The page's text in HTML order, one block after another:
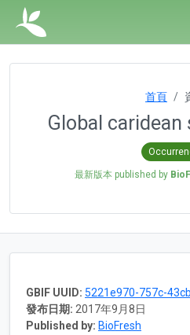
首頁
Global
最新版本 published by
GBIF UUID: 5221e970-757c-
發布日期: 2017年9月8日
Published by: BioFresh